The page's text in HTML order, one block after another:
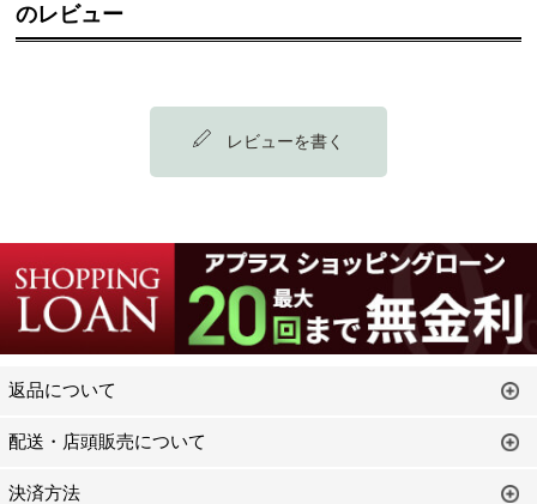
のレビュー
レビューを書く
返品について
配送・店頭販売について
決済方法